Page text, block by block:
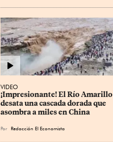
VIDEO
¡Impresionante! El Río Amarillo
desata una cascada dorada que
asombra a miles en China
Por Redacción El Economista